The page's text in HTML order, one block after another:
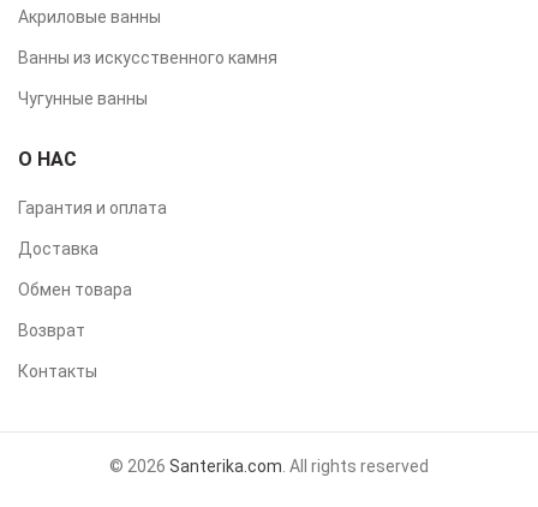
Акриловые ванны
Ванны из искусственного камня
Чугунные ванны
О НАС
Гарантия и оплата
Доставка
Обмен товара
Возврат
Контакты
© 2026 Santerika.com . All rights reserved